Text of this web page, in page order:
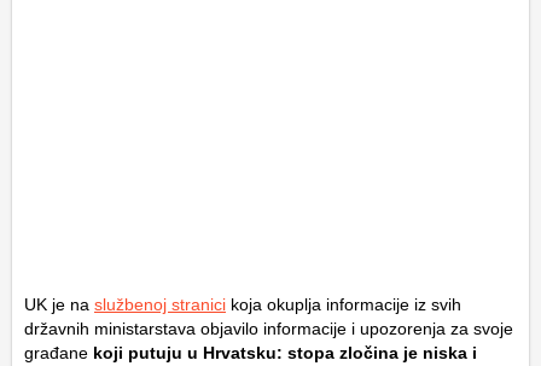
UK je na službenoj stranici koja okuplja informacije iz svih
državnih ministarstava objavilo informacije i upozorenja za svoje
građane koji putuju u Hrvatsku: stopa zločina je niska i